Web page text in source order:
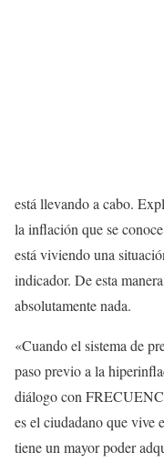
está llevando a cabo.
la inflación que se
está viviendo una
indicador. De esta
absolutamente nada.
«Cuando el sistema de
paso previo a la
diálogo con
es el ciudadano que vive
tiene un mayor poder